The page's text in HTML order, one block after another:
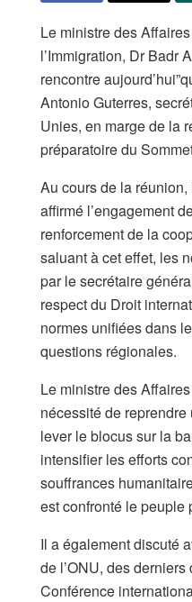
Le ministre des
l’Immigration, Dr Badr
rencontre
Antonio Guterres,
Unies, en marge de la
préparatoire du
Au cours de la
affirmé l’engagement
renforcement de la
saluant à cet effet, les
par le secrétaire
respect du Droit
normes unifiées dans
questions régionales.
Le ministre des
nécessité de
lever le blocus sur la
intensifier les efforts
souffrances
est confronté le peuple
Il a également discuté
de l’ONU, des
Conférence